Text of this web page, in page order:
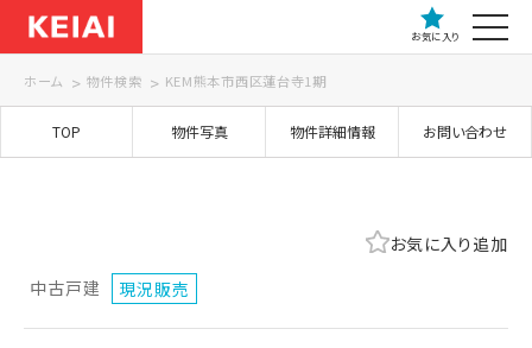
お気に入り
ホーム 物件検索 KEM熊本市西区蓮台寺1期
TOP 物件写真 物件詳細情報 お問い合わせ
中古戸建 現況販売
お気に入り追加